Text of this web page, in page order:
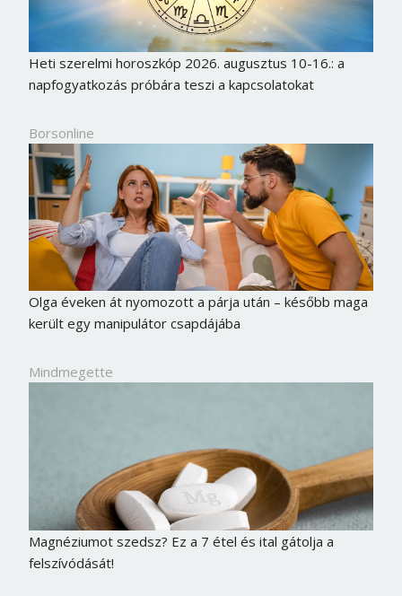
Heti szerelmi horoszkóp 2026. augusztus 10-16.: a
napfogyatkozás próbára teszi a kapcsolatokat
Borsonline
Olga éveken át nyomozott a párja után – később maga
került egy manipulátor csapdájába
Mindmegette
Magnéziumot szedsz? Ez a 7 étel és ital gátolja a
felszívódását!